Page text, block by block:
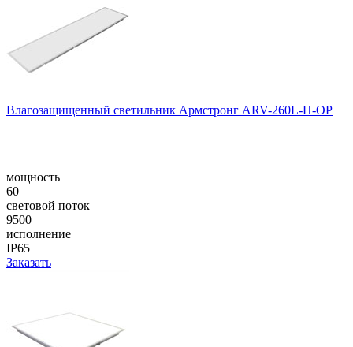
Влагозащищенный светильник Армстронг ARV-260L-H-OP
мощность
60
световой поток
9500
исполнение
IP65
Заказать